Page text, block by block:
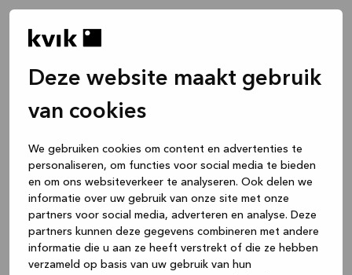
Deze website maakt gebruik
van cookies
We gebruiken cookies om content en advertenties te
personaliseren, om functies voor social media te bieden
en om ons websiteverkeer te analyseren. Ook delen we
informatie over uw gebruik van onze site met onze
partners voor social media, adverteren en analyse. Deze
partners kunnen deze gegevens combineren met andere
informatie die u aan ze heeft verstrekt of die ze hebben
verzameld op basis van uw gebruik van hun